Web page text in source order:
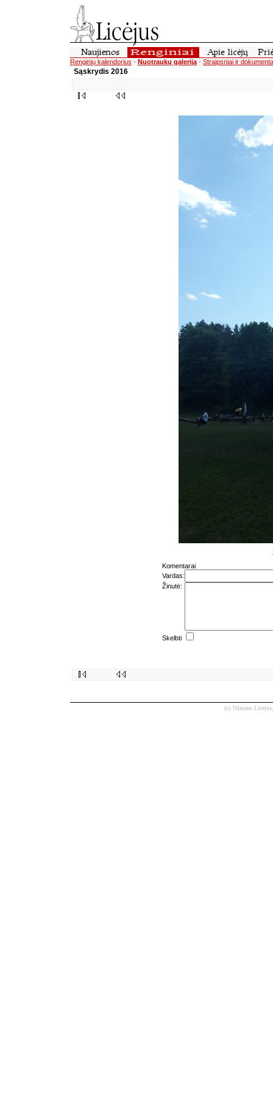
Renginių kalendorius · Nuotraukų galerija · Straipsniai ir
Sąskrydis 2016
Komentarai
Vardas:
Žinutė:
Skelbti
(c) Vilniaus